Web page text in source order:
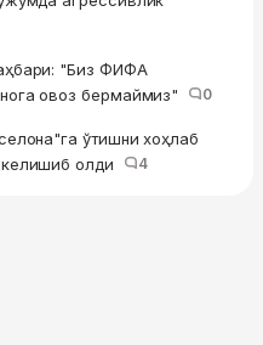
"Биз ФИФА
овоз бермаймиз"
0
ўтишни хоҳлаб
олди
4